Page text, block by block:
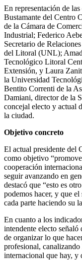
En representación de
Bustamante del Centro
de la Cámara de
Industrial; Federico
Secretario de
del Litoral (UNL);
Tecnológico Litoral
Extensión, y Laura
la Universidad
Bentito Correnti de la
Damiani, director de la
concejal electo y actual
la ciudad.
Objetivo concreto
El actual presidente del
como objetivo
cooperación
seguir avanzando en
destacó que “esto es
podemos hacer, y que
cada parte haciendo su
En cuanto a los
intendente electo señaló
de organizar lo que
profesional,
internacional que hay, y